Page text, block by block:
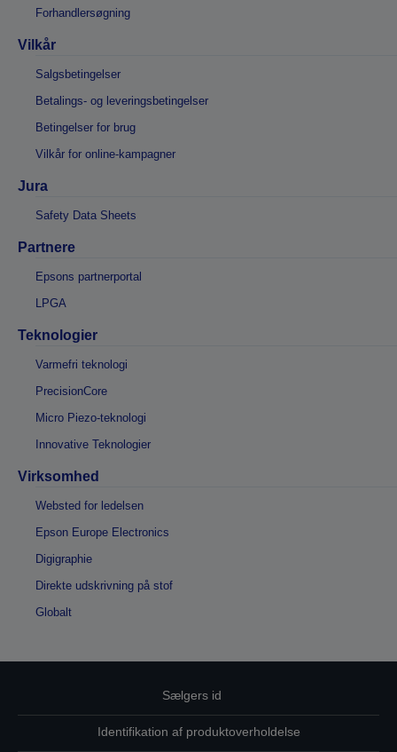
Forhandlersøgning
Vilkår
Salgsbetingelser
Betalings- og leveringsbetingelser
Betingelser for brug
Vilkår for online-kampagner
Jura
Safety Data Sheets
Partnere
Epsons partnerportal
LPGA
Teknologier
Varmefri teknologi
PrecisionCore
Micro Piezo-teknologi
Innovative Teknologier
Virksomhed
Websted for ledelsen
Epson Europe Electronics
Digigraphie
Direkte udskrivning på stof
Globalt
Sælgers id
Identifikation af produktoverholdelse